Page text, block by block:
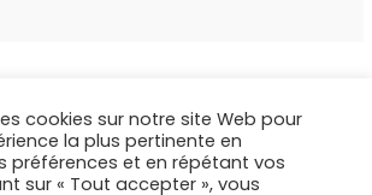
cookies sur notre site Web pour
la plus pertinente en
préférences et en répétant vos
sur « Tout accepter », vous